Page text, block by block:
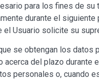
para los fines de su
durante el siguiente
el Usuario solicite su
se obtengan los datos
acerca del plazo durante
personales o, cuando